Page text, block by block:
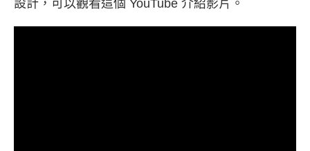
設計，可以觀看這個 YouTube 介紹影片。